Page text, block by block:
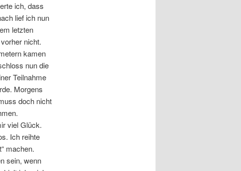
ich, dass
lief ich nun
letzten
nicht.
kamen
nun die
Teilnahme
Morgens
doch nicht
viel Glück.
Ich reihte
machen.
sein, wenn